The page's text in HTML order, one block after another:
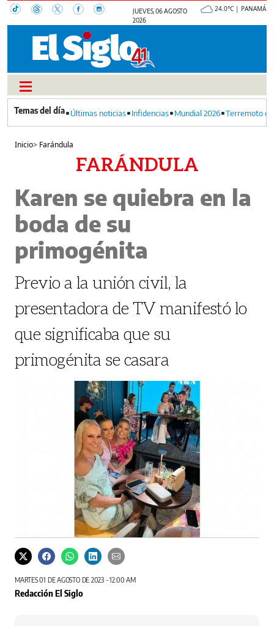
JUEVES, 06 AGOSTO
2026
24.0°C | PANAMÁ
Últimas noticias Infidencias Mundial 2026 Terremoto
Inicio> Farándula
FARÁNDULA
Karen se quiebra en la
boda de su
primogénita
Previo a la unión civil, la
presentadora de TV manifestó lo
que significaba que su
primogénita se casara
MARTES 01 DE AGOSTO DE 2023 - 12:00 AM
Redacción El Siglo